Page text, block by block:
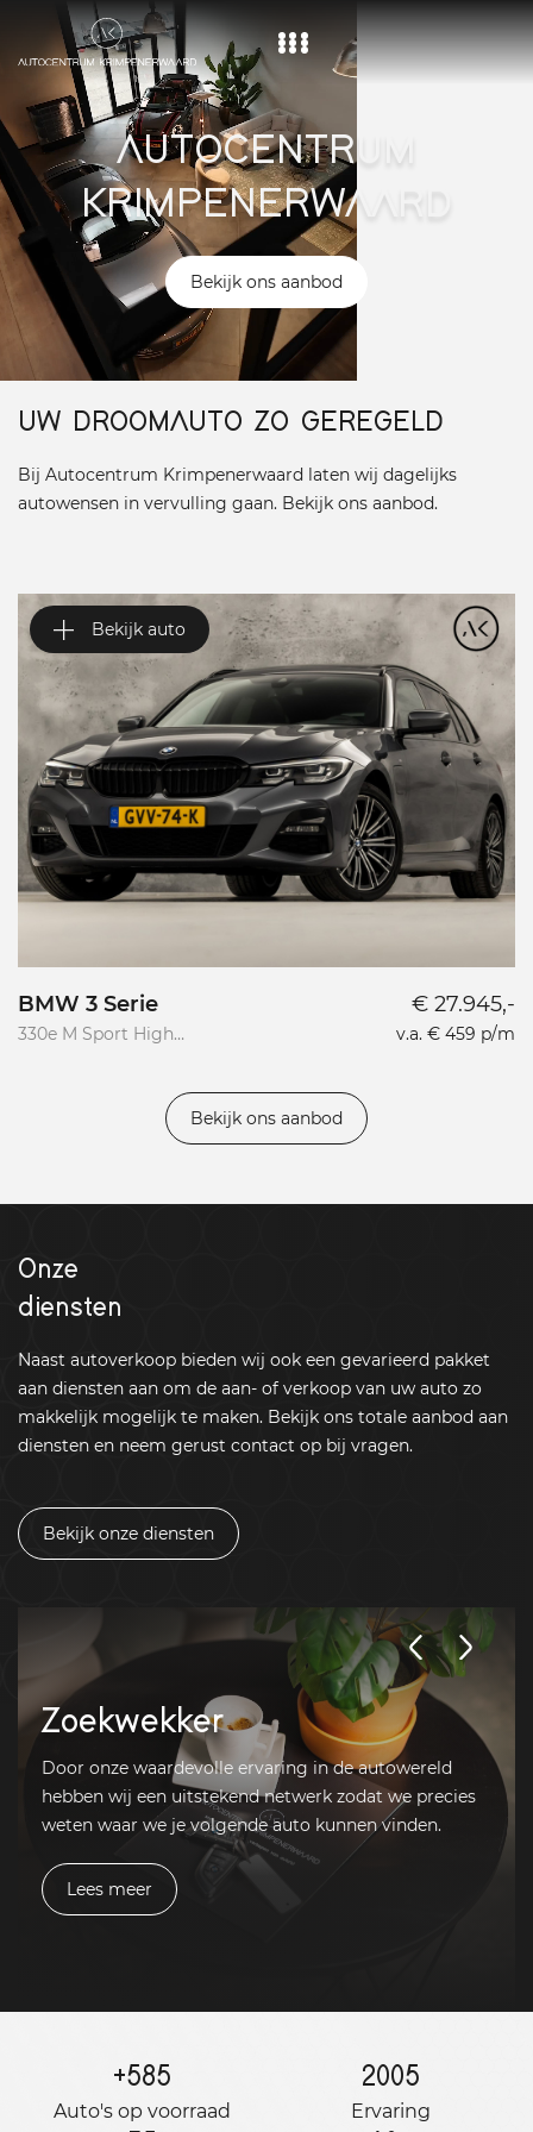
Home
Aanbod
Diensten
Over ons
Vacature
Contact
AUTOCENTRUM
KRIMPENERWAARD
Bekijk ons aanbod
UW DROOMAUTO ZO GEREGELD
Bij Autocentrum Krimpenerwaard laten wij dagelijks
autowensen in vervulling gaan. Bekijk ons aanbod.
Bekijk auto
BMW 3 Serie
330e M Sport High
€ 27.945,-
v.a. € 459 p/m
Bekijk ons aanbod
Onze
diensten
Naast autoverkoop bieden wij ook een gevarieerd pakket
aan diensten aan om de aan- of verkoop van uw auto zo
makkelijk mogelijk te maken. Bekijk ons totale aanbod aan
diensten en neem gerust contact op bij vragen.
Bekijk onze diensten
Zoekwekker
Door onze waardevolle ervaring in de autowereld
hebben wij een uitstekend netwerk zodat we precies
weten waar we je volgende auto kunnen vinden.
Lees meer
+585
Auto's op voorraad
2005
Ervaring